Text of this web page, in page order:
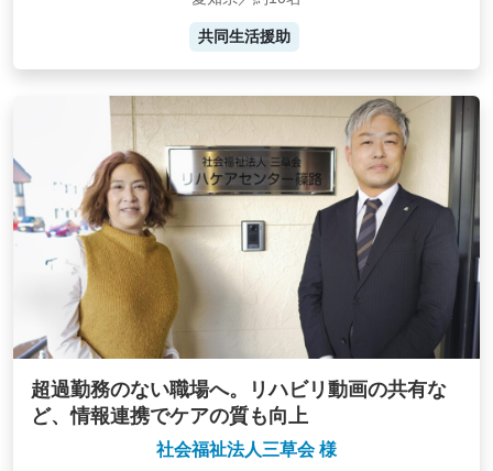
共同生活援助
超過勤務のない職場へ。リハビリ動画の共有な
ど、情報連携でケアの質も向上
社会福祉法人三草会 様